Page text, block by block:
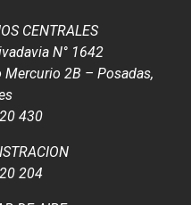
CENTRALES
N° 1642
Mercurio 2B – Posadas,
430
204